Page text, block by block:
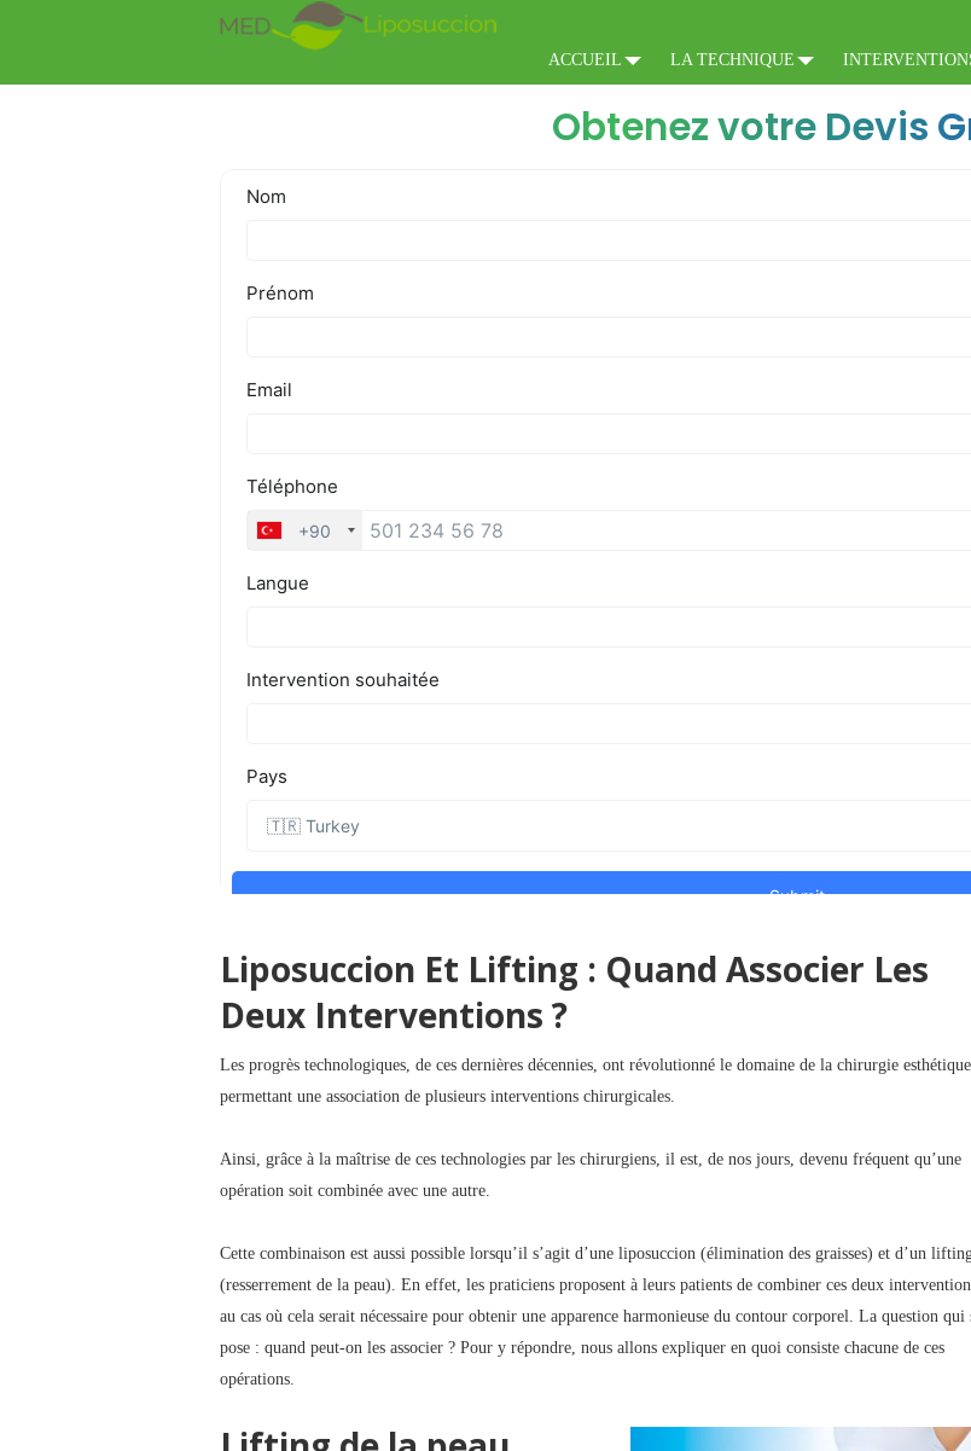
ACCUEIL LA TECHNIQUE
Obtenez votre Devis
Liposuccion Et Lifting : Quand Associer Les
Deux Interventions ?
Les progrès technologiques, de ces dernières décennies, ont révolutionné le domaine de la chirurgie
permettant une association de plusieurs interventions chirurgicales.
Ainsi, grâce à la maîtrise de ces technologies par les chirurgiens, il est, de nos jours, devenu fréquent qu’une
opération soit combinée avec une autre.
Cette combinaison est aussi possible lorsqu’il s’agit d’une liposuccion (élimination des graisses) et d’un
(resserrement de la peau). En effet, les praticiens proposent à leurs patients de combiner ces deux
au cas où cela serait nécessaire pour obtenir une apparence harmonieuse du contour corporel. La question qui
pose : quand peut-on les associer ? Pour y répondre, nous allons expliquer en quoi consiste chacune de ces
opérations.